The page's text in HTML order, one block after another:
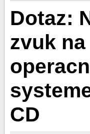
Dotaz:
zvuk
CD